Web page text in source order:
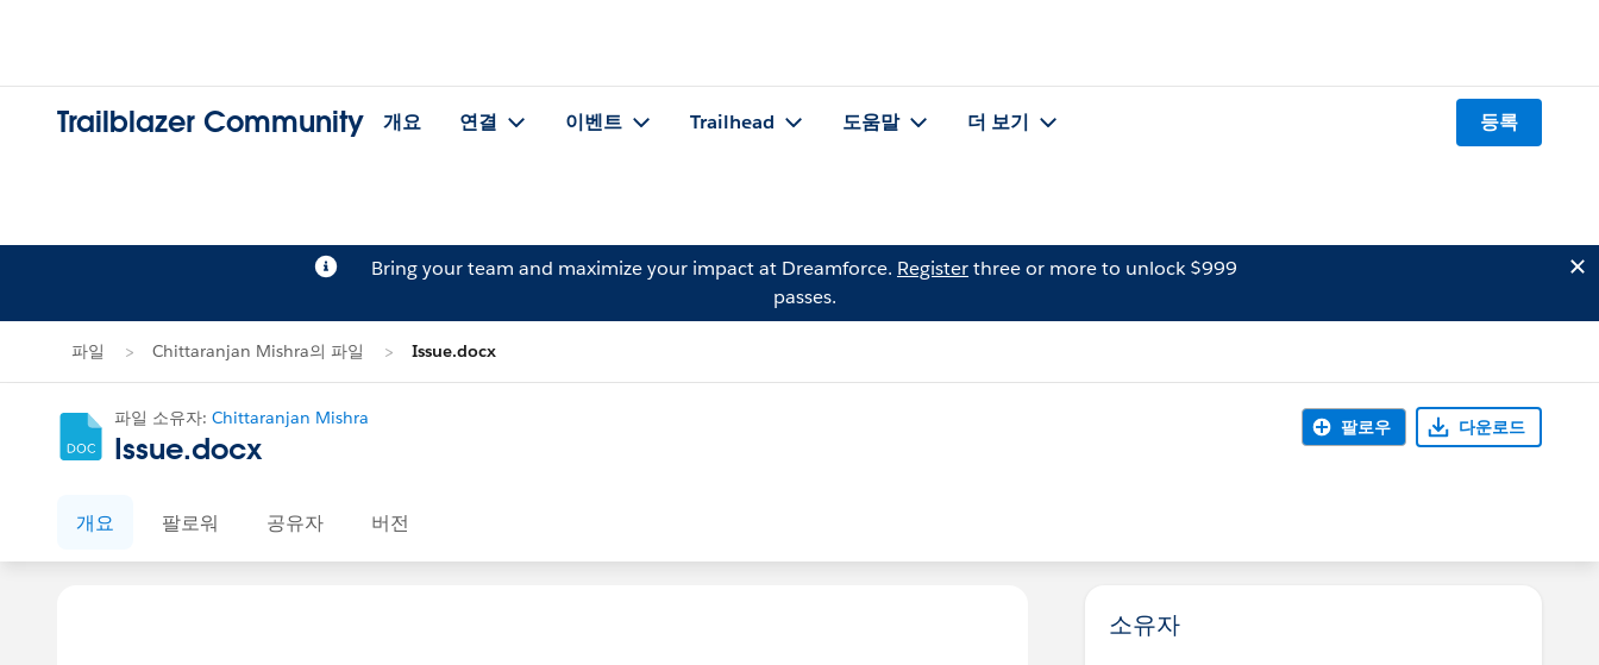
Trailblazer Community 개요 연결 이벤트 Trailhead 도움말 더 보기 등록
Bring your team and maximize your impact at Dreamforce. Registerthree or more to unlock $999
passes.
파일 Chittaranjan Mishra의 파일 Issue.docx
파일 소유자: Chittaranjan Mishra
Issue.docx
팔로우 다운로드
개요 팔로워 공유자 버전
소유자